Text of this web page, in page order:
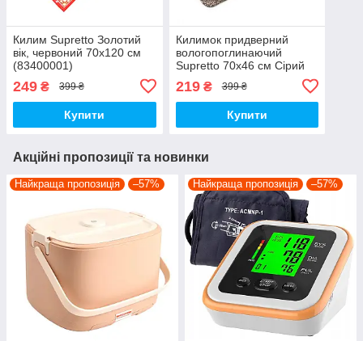
Килим Supretto Золотий
вік, червоний 70х120 см
(83400001)
249 ₴ 399 ₴
Купити
Килимок придверний
вологопоглинаючий
Supretto 70х46 см Сірий
219₴ 399 ₴
Купити
Акційні пропозиції та новинки
Найкраща пропозиція –57% Найкраща пропозиція –57%